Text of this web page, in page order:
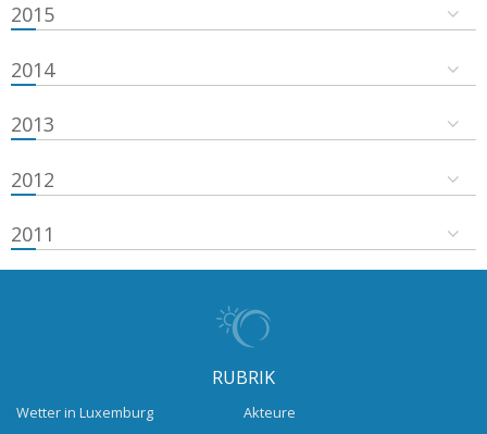
2015
2014
2013
2012
2011
RUBRIK
Wetter in Luxemburg
Akteure